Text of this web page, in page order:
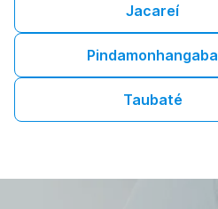
ONLINE
Jacareí
Pindamonhangaba
Taubaté